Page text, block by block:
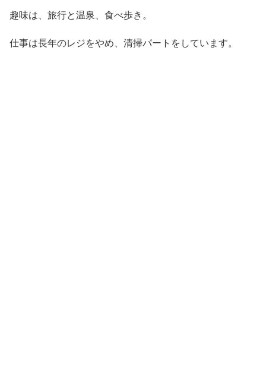
趣味は、旅行と温泉、食べ歩き。
仕事は長年のレジをやめ、清掃パートをしています。